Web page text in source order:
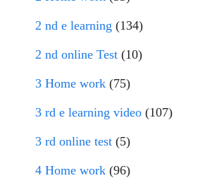
2 nd e learning (134)
2 nd online Test (10)
3 Home work (75)
3 rd e learning video (107)
3 rd online test (5)
4 Home work (96)